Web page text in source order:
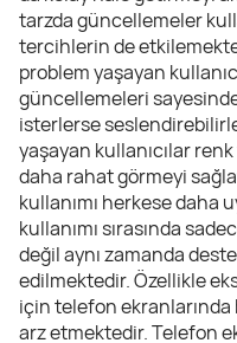
tarzda güncellemeler
tercihlerin de
problem yaşayan
güncellemeleri
isterlerse
yaşayan kullanıcılar
daha rahat görmeyi
kullanımı herkese daha
kullanımı sırasında
değil aynı zamanda
edilmektedir. Özellikle
için telefon
arz etmektedir. Telefon